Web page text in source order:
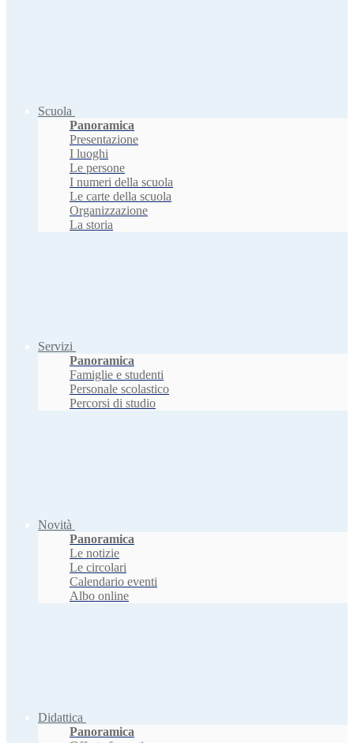
Scuola
Panoramica
Presentazione
I luoghi
Le persone
I numeri della scuola
Le carte della scuola
Organizzazione
La storia
Servizi
Panoramica
Famiglie e studenti
Personale scolastico
Percorsi di studio
Novità
Panoramica
Le notizie
Le circolari
Calendario eventi
Albo online
Didattica
Panoramica